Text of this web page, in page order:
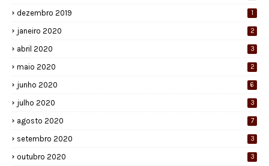
dezembro 2019 1
janeiro 2020 2
abril 2020 3
maio 2020 2
junho 2020 6
julho 2020 3
agosto 2020 7
setembro 2020 3
outubro 2020 3